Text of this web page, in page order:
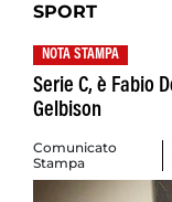
SPORT
NOTA STAMPA
Serie C, è Fabio
Gelbison
Comunicato
Stampa